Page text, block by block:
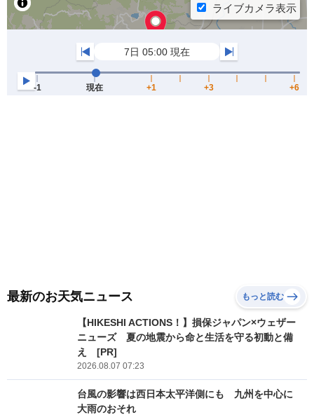
最新のお天気ニュース もっと読む
【HIKESHI ACTIONS！】損保ジャパン×ウェザー
ニューズ 夏の地震から命と生活を守る初動と備
え [PR]
2026.08.07 07:23
台風の影響は西日本太平洋側にも 九州を中心に
大雨のおそれ